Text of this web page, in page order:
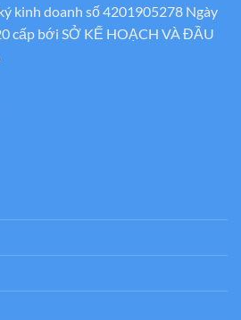
kinh doanh số 4201905278 Ngày
cấp bới SỞ KẾ HOẠCH VÀ ĐẦU